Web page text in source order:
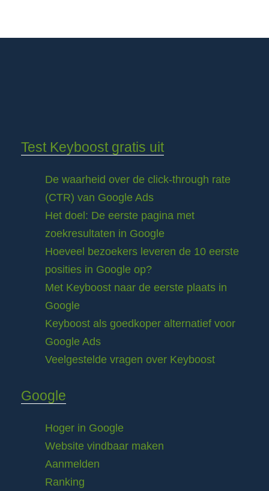
Test Keyboost gratis uit
De waarheid over de click-through rate
(CTR) van Google Ads
Het doel: De eerste pagina met
zoekresultaten in Google
Hoeveel bezoekers leveren de 10 eerste
posities in Google op?
Met Keyboost naar de eerste plaats in
Google
Keyboost als goedkoper alternatief voor
Google Ads
Veelgestelde vragen over Keyboost
Google
Hoger in Google
Website vindbaar maken
Aanmelden
Ranking